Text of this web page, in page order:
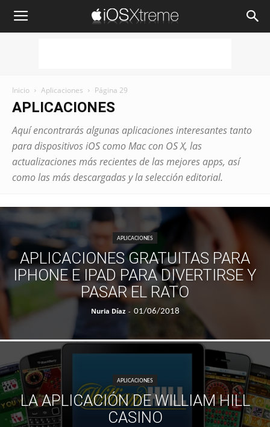
iOSXtreme
Inicio Aplicaciones Página 29
APLICACIONES
Aquí encontrarás algunas aplicaciones interesantes tanto
para dispositivos iOS como Mac con OS X, las
actualizaciones más recientes de las mejores apps, así
como las más descargadas y la selección editorial.
APLICACIONES
APLICACIONES GRATUITAS PARA
IPHONE E IPAD PARA DIVERTIRSE Y
PASAR EL RATO
Nuria Díaz - 01/06/2018
APLICACIONES
LA APLICACIÓN DE WILLIAM HILL
CASINO